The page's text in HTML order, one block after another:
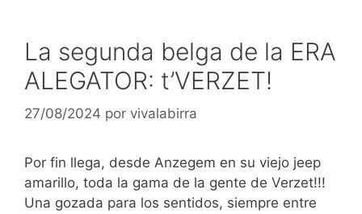
La segunda belga de la ERA
ALEGATOR: t’VERZET!
27/08/2024 por vivalabirra
Por fin llega, desde Anzegem en su viejo jeep
amarillo, toda la gama de la gente de Verzet!!!
Una gozada para los sentidos, siempre entre